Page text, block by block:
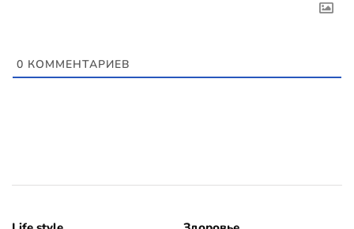
0 КОММЕНТАРИЕВ